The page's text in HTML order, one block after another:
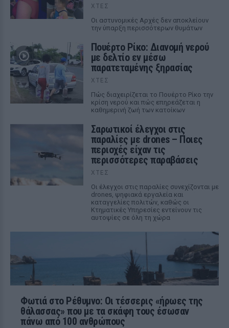
ΧΤΕΣ
Οι αστυνομικές Αρχές δεν αποκλείουν
την ύπαρξη περισσότερων θυμάτων
Πουέρτο Ρίκο: Διανομή νερού
με δελτίο εν μέσω
παρατεταμένης ξηρασίας
ΧΤΕΣ
Πώς διαχειρίζεται το Πουέρτο Ρίκο την
κρίση νερού και πώς επηρεάζεται η
καθημερινή ζωή των κατοίκων
Σαρωτικοί έλεγχοι στις
παραλίες με drones – Ποιες
περιοχές είχαν τις
περισσότερες παραβάσεις
ΧΤΕΣ
Οι έλεγχοι στις παραλίες συνεχίζονται με
drones, ψηφιακά εργαλεία και
καταγγελίες πολιτών, καθώς οι
Κτηματικές Υπηρεσίες εντείνουν τις
αυτοψίες σε όλη τη χώρα
Φωτιά στο Ρέθυμνο: Οι τέσσερις «ήρωες της
θάλασσας» που με τα σκάφη τους έσωσαν
πάνω από 100 ανθρώπους